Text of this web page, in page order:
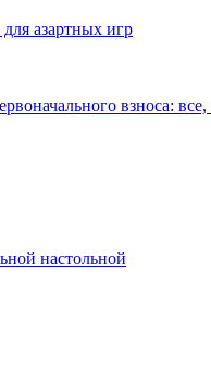
азартных игр
взноса:
настольной